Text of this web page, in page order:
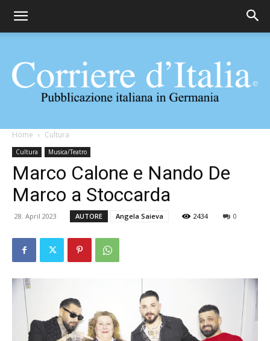
Corriere
d'Italia
Home Cultura
Cultura Musica/Teatro
Marco Calone e Nando De
Marco a Stoccarda
28. April 2023 AUTORE Angela Saieva 2434 0